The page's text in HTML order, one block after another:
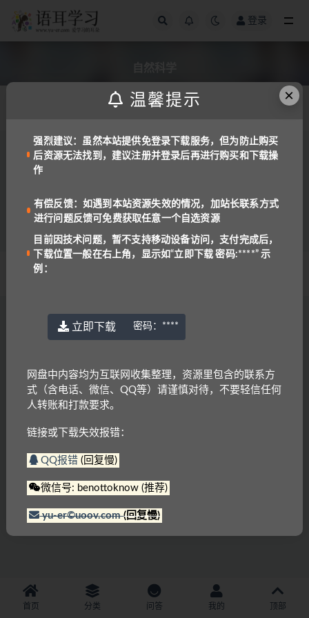
登录
备考工具 英语教材
1.5K 免费
首页 分类 问答 我的 顶部
×
温馨提示
强烈建议：虽然本站提供免登录下载服务，但为防止购买
后资源无法找到，建议注册并登录后再进行购买和下载操
作
有偿反馈：如遇到本站资源失效的情况，加站长联系方式
进行问题反馈可免费获取任意一个自选资源
目前因技术问题，暂不支持移动设备访问，支付完成后，
下载位置一般在右上角，显示如“立即下载 密码:****” 示
例：
立即下载 密码： ****
网盘中内容均为互联网收集整理，资源里包含的联系方
式（含电话、微信、QQ等）请谨慎对待，不要轻信任何
人转账和打款要求。
链接或下载失效报错：
QQ报错(回复慢)
微信号: benottoknow (推荐)
yu-er©uoov.com(回复慢)